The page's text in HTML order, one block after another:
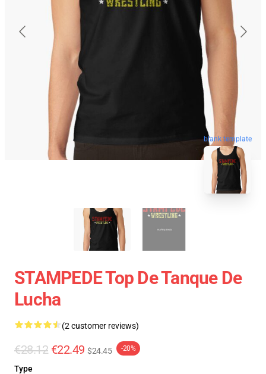
blank template
STAMPEDE Top De Tanque De
Lucha
(2 customer reviews)
€28.12 €22.49 $24.45 -20%
Type